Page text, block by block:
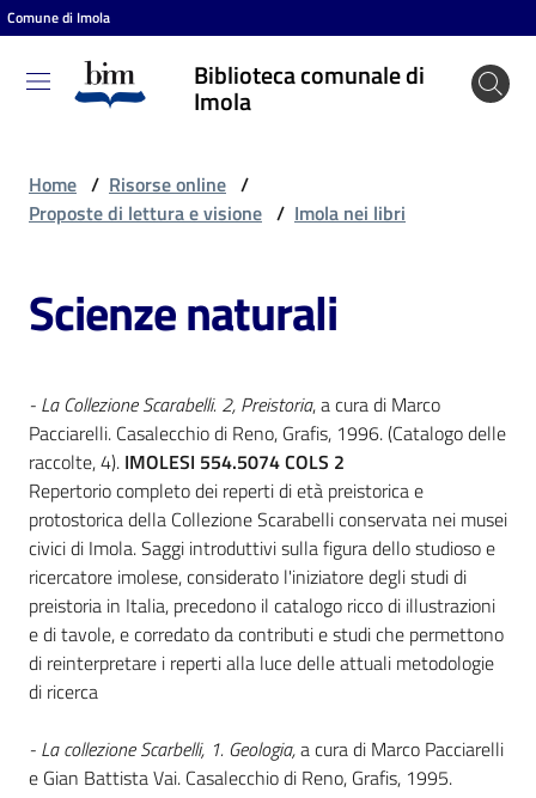
Vai al contenuto
Vai alla navigazione
Vai al footer
Comune di Imola
Biblioteca comunale di
Imola
Biblioteca
comunale
puoi
fare
Scopri
i
contenuti
Risorse
online
Home / Risorse online /
Proposte di lettura e visione / Imola nei libri
Scienze naturali
- La Collezione Scarabelli. 2, Preistoria, a cura di Marco
Pacciarelli. Casalecchio di Reno, Grafis, 1996. (Catalogo delle
raccolte, 4). IMOLESI 554.5074 COLS 2
Repertorio completo dei reperti di età preistorica e
protostorica della Collezione Scarabelli conservata nei musei
civici di Imola. Saggi introduttivi sulla figura dello studioso e
ricercatore imolese, considerato l'iniziatore degli studi di
preistoria in Italia, precedono il catalogo ricco di illustrazioni
e di tavole, e corredato da contributi e studi che permettono
di reinterpretare i reperti alla luce delle attuali metodologie
di ricerca
- La collezione Scarbelli, 1. Geologia,a cura di Marco Pacciarelli
e Gian Battista Vai. Casalecchio di Reno, Grafis, 1995.